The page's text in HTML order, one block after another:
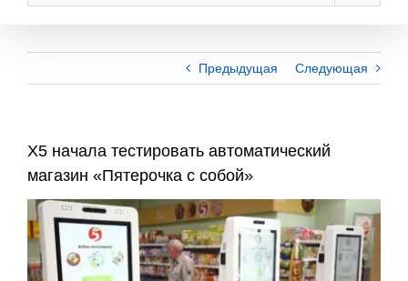
Предыдущая Следующая
X5 начала тестировать автоматический
магазин «Пятерочка с собой»
View
Larger
Image